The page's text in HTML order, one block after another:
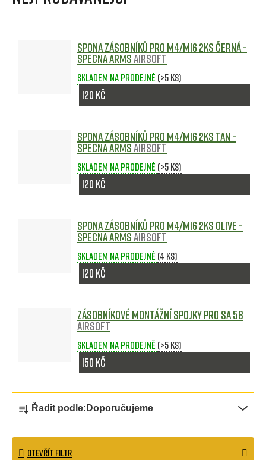
Spona zásobníků pro M4/M16 2ks černá -
Specna ArmsAirsoft
Skladem na prodejně (>5 ks)
120 Kč
Spona zásobníků pro M4/M16 2ks TAN -
Specna ArmsAirsoft
Skladem na prodejně (>5 ks)
120 Kč
Spona zásobníků pro M4/M16 2ks olive -
Specna ArmsAirsoft
Skladem na prodejně (4 ks)
120 Kč
Zásobníkové montážní spojky pro Sa 58
Airsoft
Skladem na prodejně (>5 ks)
150 Kč
Ř
a
z
Řadit podle: Doporučujeme
OTEVŘÍT FILTR